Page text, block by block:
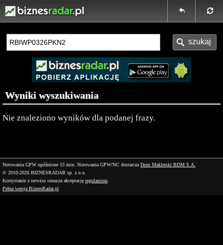
Wyniki wyszukiwania
Nie znaleziono wyników dla podanej frazy.
Notowania GPW opóźnione 15 min. Notowania GPW/NC dostarcza Dom Maklerski BDM S.A.
© 2010-2026 BIZNESRADAR sp. z o.o.
Korzystanie z serwisu oznacza akceptację regulaminu
Pełna wersja BiznesRadar.pl